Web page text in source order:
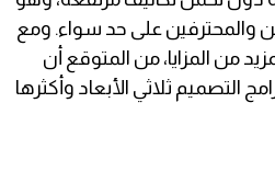
والمحترفين على حد سواء. ومع
من المزايا، من المتوقع أن
التصميم ثلاثي الأبعاد وأكثرها